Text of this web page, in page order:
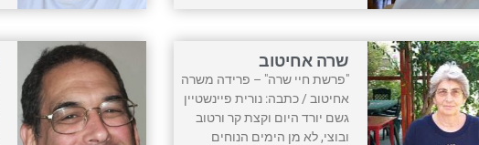
שרה אחיטוב
"פרשת חיי שרה" – פרידה משרה
אחיטוב / כתבה: נורית פיינשטיין
גשם יורד היום וקצת קר ורטוב
ובוצי, לא מן הימים הנוחים